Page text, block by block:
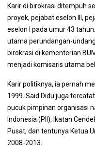
Karir di birokrasi ditempuh
proyek, pejabat eselon III,
eselon I pada umur 43
utama perundangan-
birokrasi di kementerian
menjadi komisaris utama
Karir politiknya, ia pernah
1999. Said Didu juga
pucuk pimpinan organisasi
Indonesia (PII), Ikatan
Pusat, dan tentunya Ketua
2008-2013.